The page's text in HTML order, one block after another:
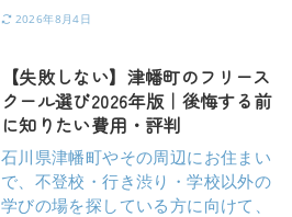
2026年8月4日
【失敗しない】津幡町のフリース
クール選び2026年版｜後悔する前
に知りたい費用・評判
石川県津幡町やその周辺にお住まい
で、不登校・行き渋り・学校以外の
学びの場を探している方に向けて、